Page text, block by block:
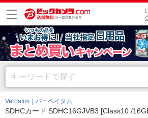
Verbatim｜バーベイタム
SDHCカード SDHC16GJVB3 [Class10 /